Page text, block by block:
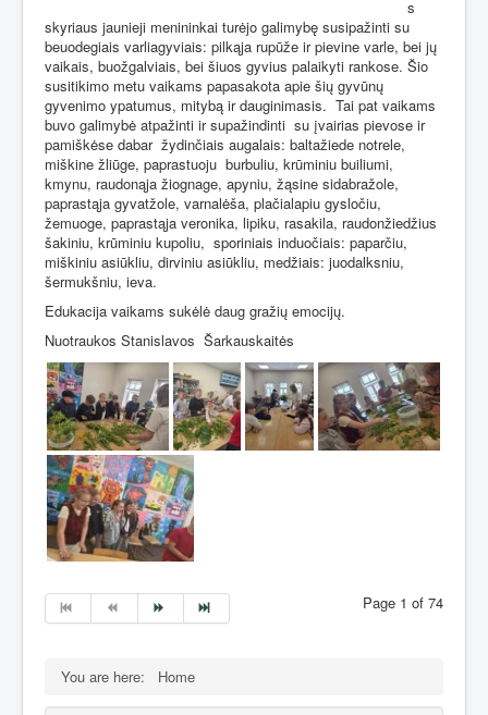
s
skyriaus jaunieji menininkai turėjo galimybę susipažinti su
beuodegiais varliagyviais: pilkąja rupūže ir pievine varle, bei jų
vaikais, buožgalviais, bei šiuos gyvius palaikyti rankose. Šio
susitikimo metu vaikams papasakota apie šių gyvūnų
gyvenimo ypatumus, mitybą ir dauginimasis. Tai pat vaikams
buvo galimybė atpažinti ir supažindinti su įvairias pievose ir
pamiškėse dabar žydinčiais augalais: baltažiede notrele,
miškine žliūge, paprastuoju burbuliu, krūminiu builiumi,
kmynu, raudonąja žiognage, apyniu, žąsine sidabražole,
paprastąja gyvatžole, varnalėša, plačialapiu gysločiu,
žemuoge, paprastąja veronika, lipiku, rasakila, raudonžiedžius
šakiniu, krūminiu kupoliu, sporiniais induočiais: paparčiu,
miškiniu asiūkliu, dirviniu asiūkliu, medžiais: juodalksniu,
šermukšniu, ieva.
Edukacija vaikams sukėlė daug gražių emocijų.
Nuotraukos Stanislavos Šarkauskaitės
Page 1 of 74
You are here: Home